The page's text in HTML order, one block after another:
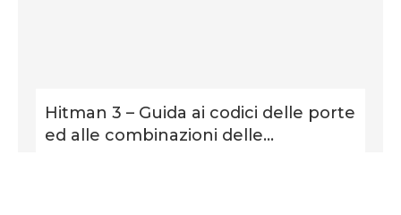
Hitman 3 – Guida ai codici delle porte
ed alle combinazioni delle...